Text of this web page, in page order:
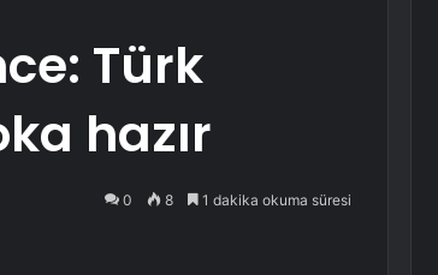
Türk
hazır
0 8 1 dakika okuma süresi